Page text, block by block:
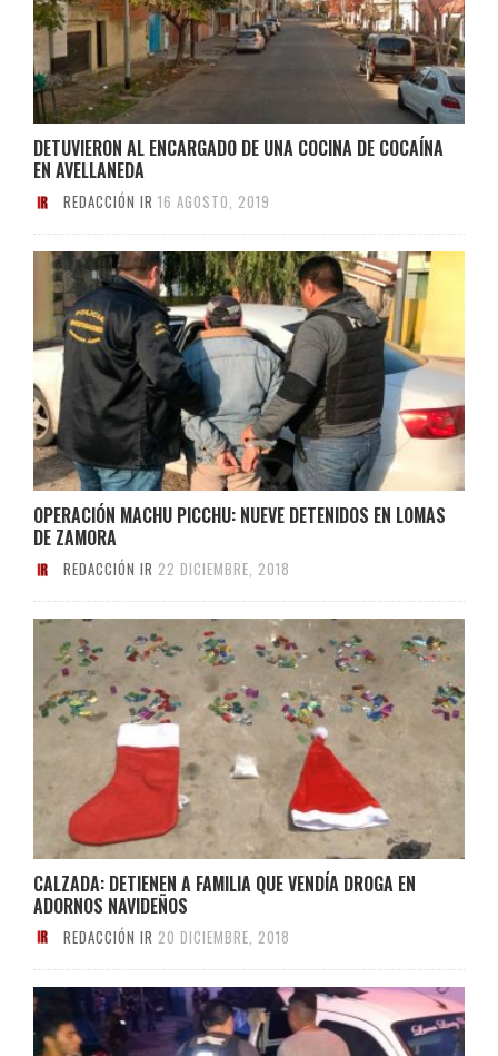
DETUVIERON AL ENCARGADO DE UNA COCINA DE COCAÍNA
EN AVELLANEDA
REDACCIÓN IR 16 AGOSTO, 2019
OPERACIÓN MACHU PICCHU: NUEVE DETENIDOS EN LOMAS
DE ZAMORA
REDACCIÓN IR 22 DICIEMBRE, 2018
CALZADA: DETIENEN A FAMILIA QUE VENDÍA DROGA EN
ADORNOS NAVIDEÑOS
REDACCIÓN IR 20 DICIEMBRE, 2018